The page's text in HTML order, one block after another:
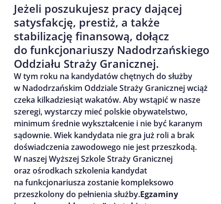
Jeżeli poszukujesz pracy dającej
satysfakcję, prestiż, a także
stabilizację finansową, dołącz
do funkcjonariuszy Nadodrzańskiego
Oddziału Straży Granicznej.
W tym roku na kandydatów chętnych do służby
w Nadodrzańskim Oddziale Straży Granicznej wciąż
czeka kilkadziesiąt wakatów. Aby wstąpić w nasze
szeregi, wystarczy mieć polskie obywatelstwo,
minimum średnie wykształcenie i nie być karanym
sądownie. Wiek kandydata nie gra już roli a brak
doświadczenia zawodowego nie jest przeszkodą.
W naszej Wyższej Szkole Straży Granicznej
oraz ośrodkach szkolenia kandydat
na funkcjonariusza zostanie kompleksowo
przeszkolony do pełnienia służby.Egzaminy